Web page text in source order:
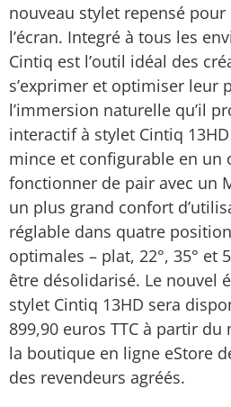
nouveau stylet repensé
l’écran. Integré à tous les
Cintiq est l’outil idéal des
s’exprimer et optimiser leur
l’immersion naturelle qu’il
interactif à stylet Cintiq
mince et configurable en un
fonctionner de pair avec un
un plus grand confort
réglable dans quatre
optimales – plat, 22°, 35° et
être désolidarisé. Le nouvel
stylet Cintiq 13HD sera
899,90 euros TTC à partir du
la boutique en ligne eStore
des revendeurs agréés.